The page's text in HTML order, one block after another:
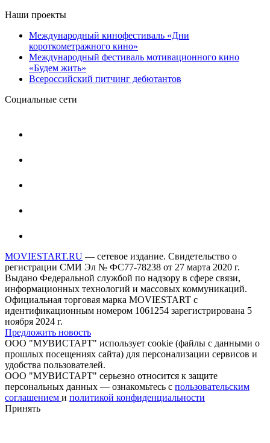
Наши проекты
Международный кинофестиваль «Дни
короткометражного кино»
Международный фестиваль мотивационного кино
«Будем жить»
Всероссийский питчинг дебютантов
Социальные сети
MOVIESTART.RU — сетевое издание. Свидетельство о
регистрации СМИ Эл № ФС77-78238 от 27 марта 2020 г.
Выдано Федеральной службой по надзору в сфере связи,
информационных технологий и массовых коммуникаций.
Официальная торговая марка MOVIESTART с
идентификационным номером 1061254 зарегистрирована 5
ноября 2024 г.
Предложить новость
ООО "МУВИСТАРТ" использует cookie (файлы с данными о
прошлых посещениях сайта) для персонализации сервисов и
удобства пользователей.
ООО "МУВИСТАРТ" серьезно относится к защите
персональных данных — ознакомьтесь с пользовательским
соглашением и политикой конфиденциальности
Принять